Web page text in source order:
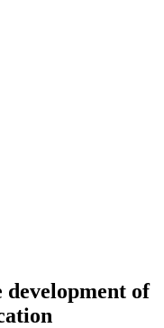
of